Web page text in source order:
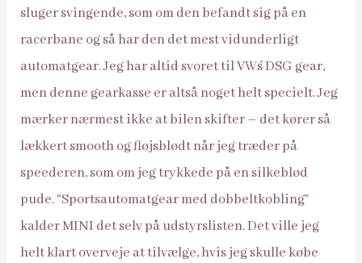
sluger svingende, som om den befandt sig på en
racerbane og så har den det mest vidunderligt
automatgear. Jeg har altid svoret til VW´s DSG gear,
men denne gearkasse er altså noget helt specielt. Jeg
mærker nærmest ikke at bilen skifter – det kører så
lækkert smooth og fløjsblødt når jeg træder på
speederen, som om jeg trykkede på en silkeblød
pude. “Sportsautomatgear med dobbeltkobling”
kalder MINI det selv på udstyrslisten. Det ville jeg
helt klart overveje at tilvælge, hvis jeg skulle købe